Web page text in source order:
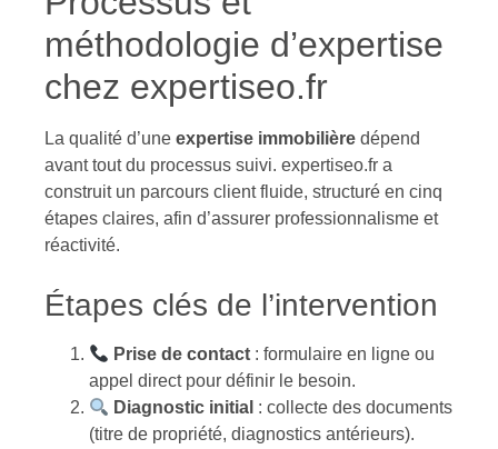
méthodologie d’expertise
chez expertiseo.fr
La qualité d’une expertise immobilière dépend
avant tout du processus suivi. expertiseo.fr a
construit un parcours client fluide, structuré en cinq
étapes claires, afin d’assurer professionnalisme et
réactivité.
Étapes clés de l’intervention
Prise de contact : formulaire en ligne ou
appel direct pour définir le besoin.
Diagnostic initial : collecte des documents
(titre de propriété, diagnostics antérieurs).